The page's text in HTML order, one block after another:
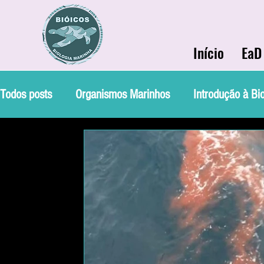
Início EaD
Todos posts Organismos Marinhos Introdução à
Conservação Ecologia Marinha
Bio Marinha Informação Soluções Ambientais